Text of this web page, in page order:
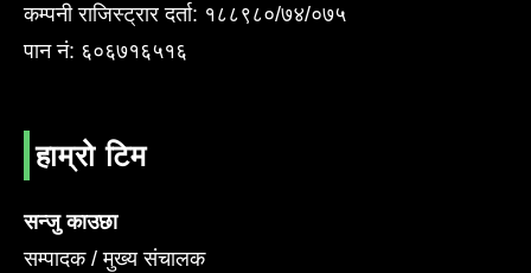
कम्पनी राजिस्ट्रार दर्ता: १८८९८०/७४/०७५
पान नं: ६०६७१६५१६
हाम्रो टिम
सन्जु काउछा
सम्पादक / मुख्य संचालक